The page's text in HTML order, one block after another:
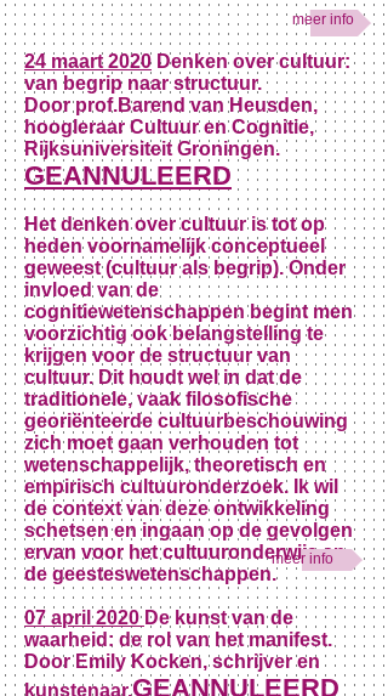
meer info
24 maart 2020 Denken over cultuur:
van begrip naar structuur.
Door prof.Barend van Heusden,
hoogleraar Cultuur en Cognitie,
Rijksuniversiteit Groningen.
GEANNULEERD
Het denken over cultuur is tot op
heden voornamelijk conceptueel
geweest (cultuur als begrip). Onder
invloed van de
cognitiewetenschappen begint men
voorzichtig ook belangstelling te
krijgen voor de structuur van
cultuur. Dit houdt wel in dat de
traditionele, vaak filosofische
georiënteerde cultuurbeschouwing
zich moet gaan verhouden tot
wetenschappelijk, theoretisch en
empirisch cultuuronderzoek. Ik wil
de context van deze ontwikkeling
schetsen en ingaan op de gevolgen
ervan voor het cultuuronderwijs en
de geesteswetenschappen.
meer info
07 april 2020 De kunst van de
waarheid: de rol van het manifest.
Door Emily Kocken, schrijver en
kunstenaar.GEANNULEERD